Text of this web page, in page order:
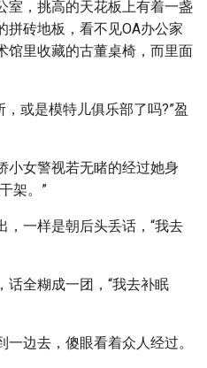
室，挑高的天花板上有着一盏
拼砖地板，看不见OA办公家
馆里收藏的古董桌椅，而里面
或是模特儿俱乐部了吗?”盈
小女警视若无睹的经过她身
架。”
，一样是朝后头丢话，“我去
话全糊成一团，“我去补眠
边去，傻眼看着众人经过。